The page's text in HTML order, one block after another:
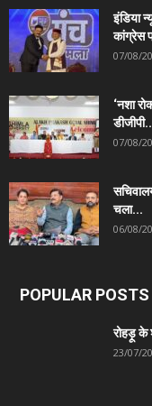
इंडिया
कांग्रेस
07/08/
‘नशा
07/08/
चला...
06/08/
POPULAR POSTS
रोहड़ू के
23/07/